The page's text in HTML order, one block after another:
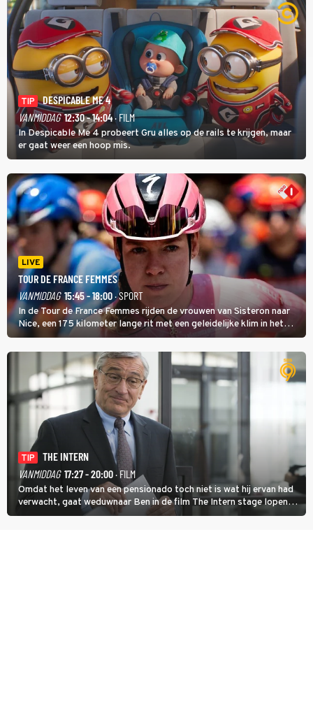
TIP
DESPICABLE ME 4
VANMIDDAG 12:30 - 14:04· FILM
In Despicable Me 4 probeert Gru alles op de rails te krijgen, maar
er gaat weer een hoop mis.
LIVE
TOUR DE FRANCE FEMMES
VANMIDDAG 15:45 - 18:00· SPORT
In de Tour de France Femmes rijden de vrouwen van Sisteron naar
Nice, een 175 kilometer lange rit met een geleidelijke klim in het
midden. Dat is mogelijk niet de zwaarste hindernis, dat is de
temperatuur. Het kan in Nice namelijk bloedheet worden.
TIP
THE INTERN
VANMIDDAG 17:27 - 20:00· FILM
Omdat het leven van een pensionado toch niet is wat hij ervan had
verwacht, gaat weduwnaar Ben in de film The Intern stage lopen
bij de hippe webwinkel van Jules, wat een gouden zet blijkt te zijn.